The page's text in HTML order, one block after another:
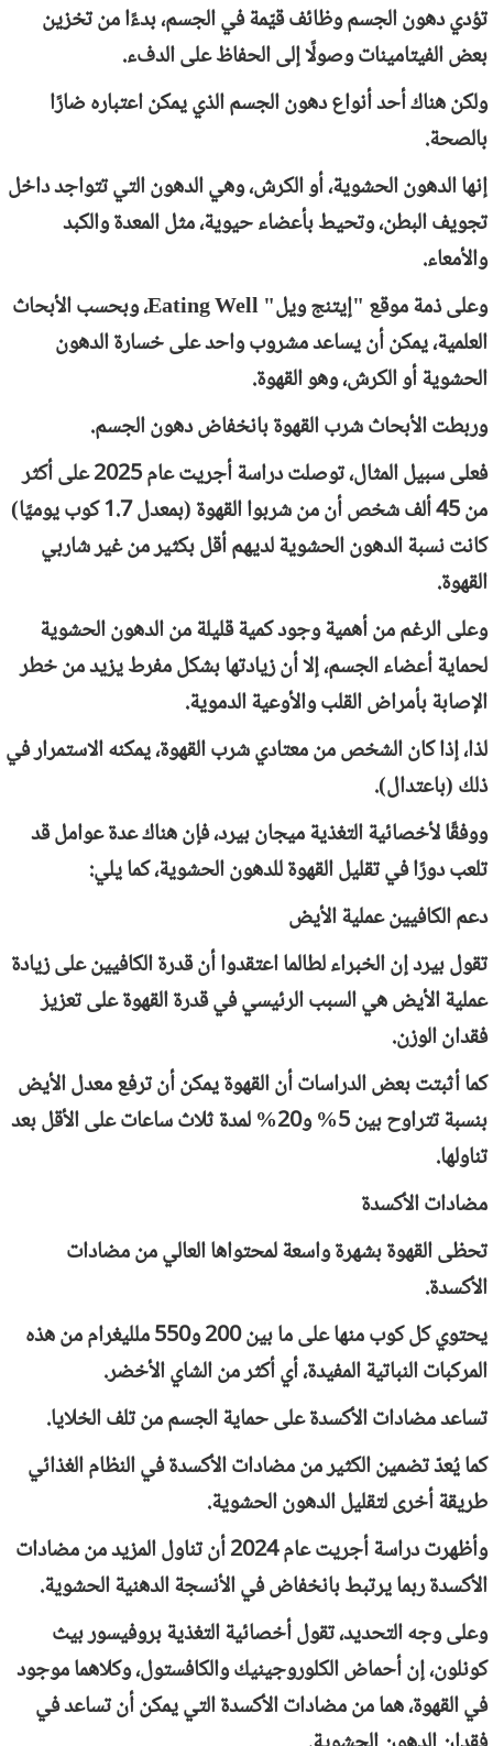
تؤدي دهون الجسم وظائف قيّمة في الجسم، بدءًا من تخزين
بعض الفيتامينات وصولًا إلى الحفاظ على الدفء.
ولكن هناك أحد أنواع دهون الجسم الذي يمكن اعتباره ضارًا
بالصحة.
إنها الدهون الحشوية، أو الكرش، وهي الدهون التي تتواجد داخل
تجويف البطن، وتحيط بأعضاء حيوية، مثل المعدة والكبد
والأمعاء.
وعلى ذمة موقع "إيتنج ويل"Eating Well، وبحسب الأبحاث
العلمية، يمكن أن يساعد مشروب واحد على خسارة الدهون
الحشوية أو الكرش، وهو القهوة.
وربطت الأبحاث شرب القهوة بانخفاض دهون الجسم.
فعلى سبيل المثال، توصلت دراسة أجريت عام 2025 على أكثر
من 45 ألف شخص أن من شربوا القهوة (بمعدل 1.7 كوب يوميًا)
كانت نسبة الدهون الحشوية لديهم أقل بكثير من غير شاربي
القهوة.
وعلى الرغم من أهمية وجود كمية قليلة من الدهون الحشوية
لحماية أعضاء الجسم، إلا أن زيادتها بشكل مفرط يزيد من خطر
الإصابة بأمراض القلب والأوعية الدموية.
لذا، إذا كان الشخص من معتادي شرب القهوة، يمكنه الاستمرار في
ذلك (باعتدال).
ووفقًا لأخصائية التغذية ميجان بيرد، فإن هناك عدة عوامل قد
تلعب دورًا في تقليل القهوة للدهون الحشوية، كما يلي:
دعم الكافيين عملية الأيض
تقول بيرد إن الخبراء لطالما اعتقدوا أن قدرة الكافيين على زيادة
عملية الأيض هي السبب الرئيسي في قدرة القهوة على تعزيز
فقدان الوزن.
كما أثبتت بعض الدراسات أن القهوة يمكن أن ترفع معدل الأيض
بنسبة تتراوح بين 5% و20% لمدة ثلاث ساعات على الأقل بعد
تناولها.
مضادات الأكسدة
تحظى القهوة بشهرة واسعة لمحتواها العالي من مضادات
الأكسدة.
يحتوي كل كوب منها على ما بين 200 و550 ملليغرام من هذه
المركبات النباتية المفيدة، أي أكثر من الشاي الأخضر.
تساعد مضادات الأكسدة على حماية الجسم من تلف الخلايا.
كما يُعدّ تضمين الكثير من مضادات الأكسدة في النظام الغذائي
طريقة أخرى لتقليل الدهون الحشوية.
وأظهرت دراسة أجريت عام 2024 أن تناول المزيد من مضادات
الأكسدة ربما يرتبط بانخفاض في الأنسجة الدهنية الحشوية.
وعلى وجه التحديد، تقول أخصائية التغذية بروفيسور بيث
كونلون، إن أحماض الكلوروجينيك والكافستول، وكلاهما موجود
في القهوة، هما من مضادات الأكسدة التي يمكن أن تساعد في